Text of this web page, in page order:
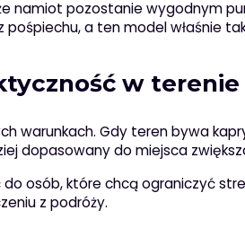
namiot pozostanie wygodnym
a ten model właśnie
w terenie
warunkach. Gdy teren bywa
dopasowany do miejsca
osób, które chcą ograniczyć
z podróży.